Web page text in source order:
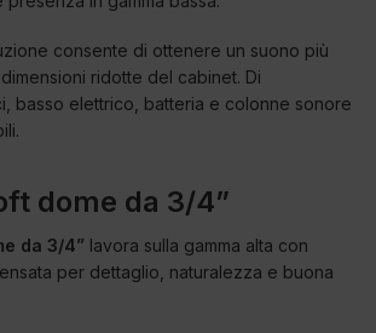
consente di ottenere un suono più
ridotte del cabinet. Di
basso elettrico, batteria e colonne sonore
dome da 3/4”
da 3/4” lavora sulla gamma alta con
per dettaglio, naturalezza e buona